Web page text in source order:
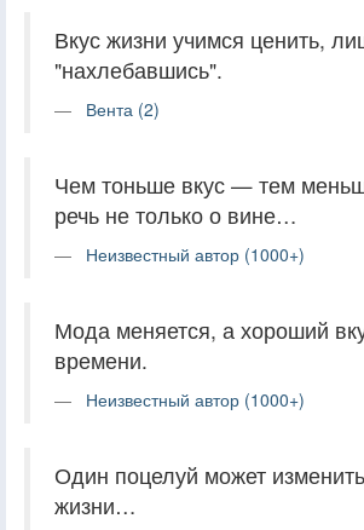
Вкус жизни учимся ценить,
"нахлебавшись".
Вента (2)
Чем тоньше вкус — тем
речь не только о вине…
Неизвестный автор (1000+)
Мода меняется, а хороший
времени.
Неизвестный автор (1000+)
Один поцелуй может
жизни…